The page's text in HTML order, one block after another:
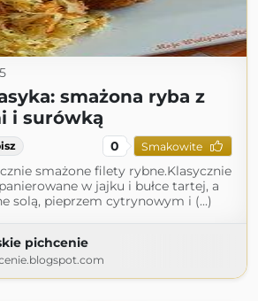
smażona ryba z
i surówką
0 Smakowite
smażone filety rybne.Klasycznie
w jajku i bułce tartej, a
solą, pieprzem cytrynowym i (...)
pichcenie